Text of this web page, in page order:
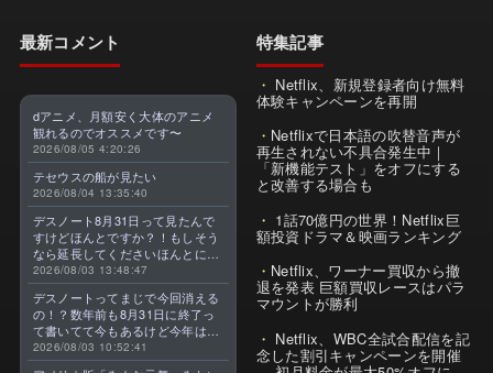
最新コメント
dアニメ、月額安く大体のアニメ
観れるのでオススメです〜
2026/08/05 4:20:26
テセウスの船が見たい
2026/08/04 13:35:40
デスノート8月31日って見たんで
すけどほんとですか？！もしそう
なら延長してくださいほんとに大
好きなんです😭
2026/08/03 13:48:47
デスノートってまじで今回消える
の！？数年前も8月31日に終了っ
て書いてて今もあるけど今年はま
じのやつ！？よくわからん！！で
きればなくならないでほしい！平
2026/08/03 10:52:41
特集記事
Netflix、新規登録者向け無料
体験キャンペーンを再開
Netflixで日本語の吹替音声が
再生されない不具合発生中｜
「新機能テスト」をオフにする
と改善する場合も
1話70億円の世界！Netflix巨
額投資ドラマ＆映画ランキング
Netflix、ワーナー買収から撤
退を発表 巨額買収レースはパラ
マウントが勝利
Netflix、WBC全試合配信を記
念した割引キャンペーンを開催